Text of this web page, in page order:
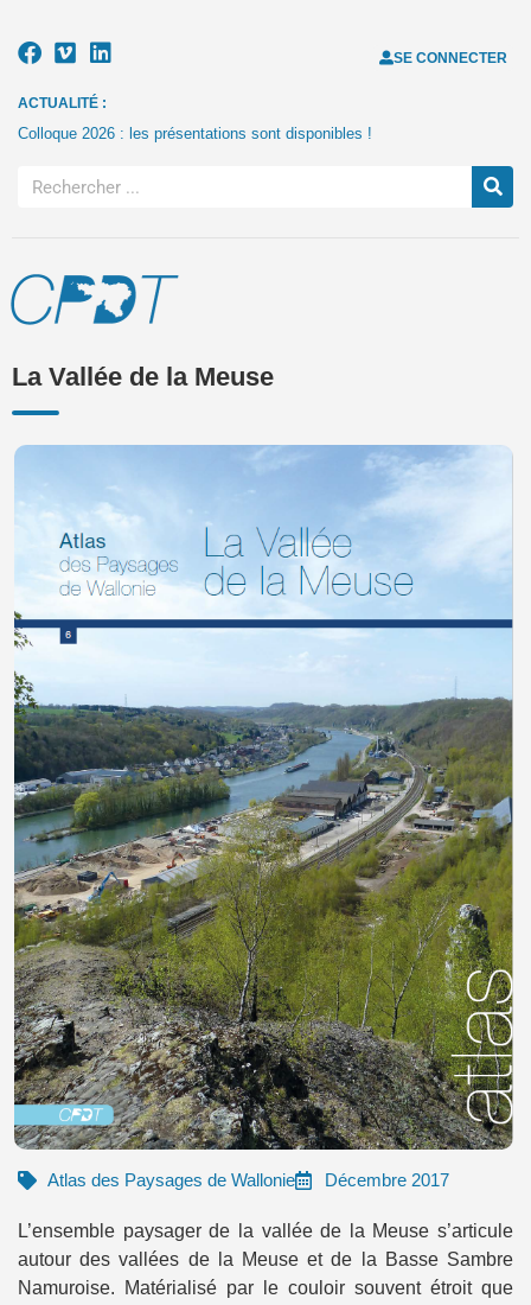
SE CONNECTER
ACTUALITÉ :
Colloque 2026 : les présentations sont disponibles !
La Vallée de la Meuse
Atlas des Paysages de Wallonie Décembre 2017
L’ensemble paysager de la vallée de la Meuse s’articule
autour des vallées de la Meuse et de la Basse Sambre
Namuroise. Matérialisé par le couloir souvent étroit que